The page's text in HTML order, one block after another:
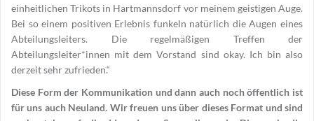
einheitlichen Trikots in Hartmannsdorf vor meinem geistigen Auge.
Bei so einem positiven Erlebnis funkeln natürlich die Augen eines
Abteilungsleiters. Die regelmäßigen Treffen der
Abteilungsleiter*innen mit dem Vorstand sind okay. Ich bin also
derzeit sehr zufrieden.“
Diese Form der Kommunikation und dann auch noch öffentlich ist
für uns auch Neuland. Wir freuen uns über dieses Format und sind